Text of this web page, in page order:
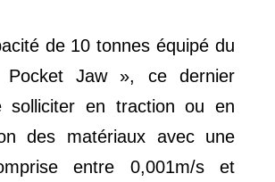
de 10 tonnes équipé du
Pocket Jaw
», ce dernier
solliciter en traction ou en
des matériaux avec une
entre 0,001m/s et